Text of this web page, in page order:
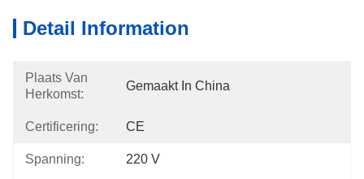
Detail Information
Plaats Van
Herkomst:
Gemaakt In China
Certificering: CE
Spanning: 220 V